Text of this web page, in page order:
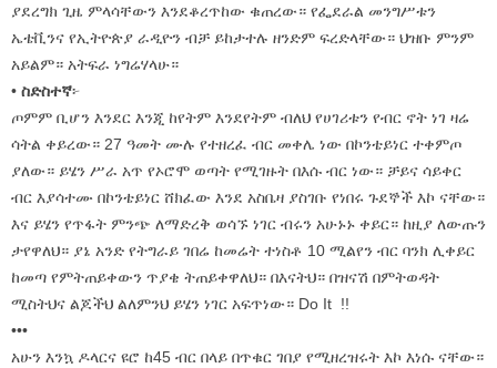
ያደረግክ ጊዜ ምላሳቸውን እንደቆረጥከው ቁጠረው። የፌደራል መንግሥቱን
ኤቴቪንና የኢትዮጵያ ራዲዮን ብቻ ይከታተሉ ዘንድም ፍረድላቸው። ህዝቡ ምንም
አይልም። አትፍራ ነግሬሃላሁ።
• ስድስተኛ፦
ጦምም ቢሆን እንደር እንጂ ከየትም እንደየትም ብለህ የሀገሪቱን የብር ኖት ነገ ዛሬ
ሳትል ቀይረው። 27 ዓመት ሙሉ የተዘረፈ ብር መቀሌ ነው በኮንቴይነር ተቀምጦ
ያለው። ይሄን ሥራ አጥ የኦሮሞ ወጣት የሚገዙት በእሱ ብር ነው። ቻይና ሳይቀር
ብር እያሳተሙ በኮንቴይነር ሸክፈው እንደ አስቤዛ ያስገቡ የነበሩ ጉደኞች እኮ ናቸው።
እና ይሄን የጥፋት ምንጭ ለማድረቅ ወሳኙ ነገር ብሩን አሁኑኑ ቀይር። ከዚያ ለውጡን
ታየዋለህ። ያኔ አንድ የትግራይ ገበሬ ከመሬት ተነስቶ 10 ሚልየን ብር ባንክ ሊቀይር
ከመጣ የምትጠይቀውን ጥያቄ ትጠይቀዋለህ። በእናትህ። በዝናሽ በምትወዳት
ሚስትህና ልጆችህ ልለምንህ ይሄን ነገር አፍጥነው። Do It !!
•••
አሁን እንኳ ዶላርና ዩሮ ከ45 ብር በላይ በጥቁር ገበያ የሚዘረዝሩት እኮ እነሱ ናቸው።